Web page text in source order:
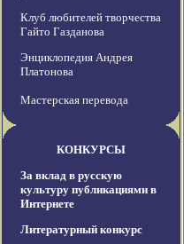
Клуб любителей творчества
Гайто Газданова
Энциклопедия Андрея
Платонова
Мастерская перевода
КОНКУРСЫ
За вклад в русскую
культуру публикациями в
Интернете
Литературный конкурс